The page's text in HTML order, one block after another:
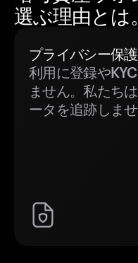
選ぶ理由とは。
プライバシー保護
利用に登録や
ません。私たち
ータを追跡しませ